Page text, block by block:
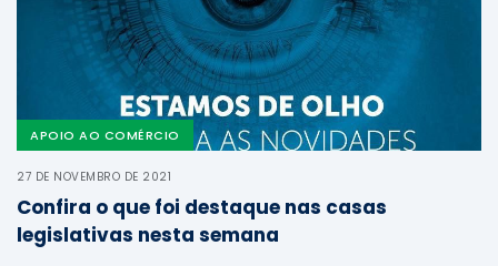
APOIO AO COMÉRCIO
27 DE NOVEMBRO DE 2021
Confira o que foi destaque nas casas
legislativas nesta semana